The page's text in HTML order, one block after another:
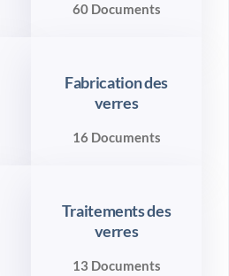
60 Documents
Fabrication des
verres
16 Documents
Traitements des
verres
13 Documents